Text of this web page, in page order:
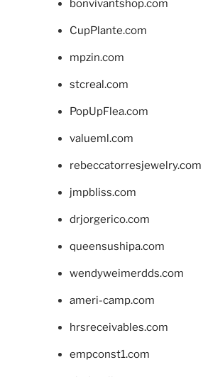
bonvivantshop.com
CupPlante.com
mpzin.com
stcreal.com
PopUpFlea.com
valueml.com
rebeccatorresjewelry.com
jmpbliss.com
drjorgerico.com
queensushipa.com
wendyweimerdds.com
ameri-camp.com
hrsreceivables.com
empconst1.com